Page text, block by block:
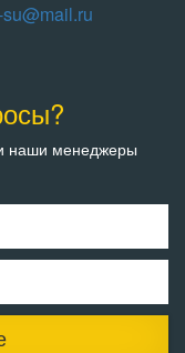
наши менеджеры